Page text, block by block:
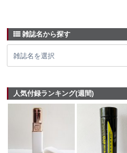
雑誌名から探す
人気付録ランキング(週間)